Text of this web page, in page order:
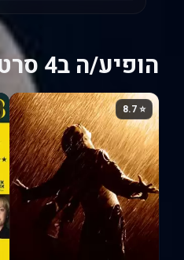
הופיע/ה ב4 סרטים
⭐ 8.7